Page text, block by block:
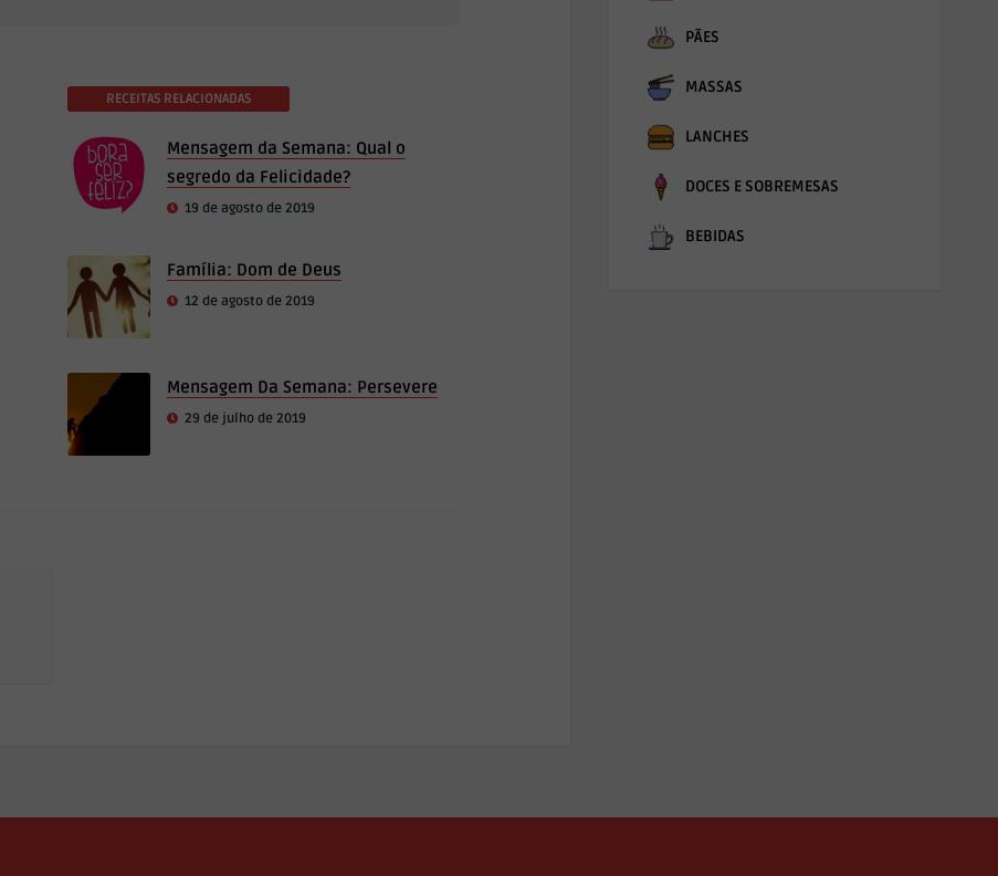
RECEITAS RELACIONADAS
Mensagem da Semana: Qual o
segredo da Felicidade?
19 de agosto de 2019
Família: Dom de Deus
12 de agosto de 2019
Mensagem Da Semana: Persevere
29 de julho de 2019
PÃES
MASSAS
LANCHES
DOCES E SOBREMESAS
BEBIDAS